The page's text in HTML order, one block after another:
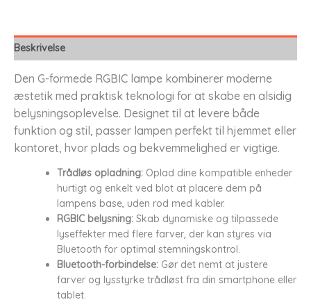
Beskrivelse
Den G-formede RGBIC lampe kombinerer moderne
æstetik med praktisk teknologi for at skabe en alsidig
belysningsoplevelse. Designet til at levere både
funktion og stil, passer lampen perfekt til hjemmet eller
kontoret, hvor plads og bekvemmelighed er vigtige.
Trådløs opladning: Oplad dine kompatible enheder
hurtigt og enkelt ved blot at placere dem på
lampens base, uden rod med kabler.
RGBIC belysning: Skab dynamiske og tilpassede
lyseffekter med flere farver, der kan styres via
Bluetooth for optimal stemningskontrol.
Bluetooth-forbindelse: Gør det nemt at justere
farver og lysstyrke trådløst fra din smartphone eller
tablet.